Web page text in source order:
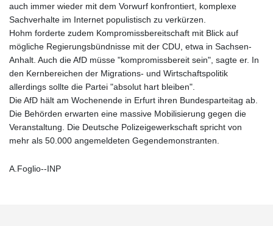
auch immer wieder mit dem Vorwurf konfrontiert, komplexe
Sachverhalte im Internet populistisch zu verkürzen.
Hohm forderte zudem Kompromissbereitschaft mit Blick auf
mögliche Regierungsbündnisse mit der CDU, etwa in Sachsen-
Anhalt. Auch die AfD müsse "kompromissbereit sein", sagte er. In
den Kernbereichen der Migrations- und Wirtschaftspolitik
allerdings sollte die Partei "absolut hart bleiben".
Die AfD hält am Wochenende in Erfurt ihren Bundesparteitag ab.
Die Behörden erwarten eine massive Mobilisierung gegen die
Veranstaltung. Die Deutsche Polizeigewerkschaft spricht von
mehr als 50.000 angemeldeten Gegendemonstranten.
A.Foglio--INP